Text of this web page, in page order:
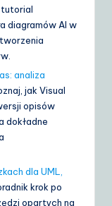
tutorial
diagramów AI w
analiza
jak Visual
opisów
dokładne
dla UML,
krok po
opartych na